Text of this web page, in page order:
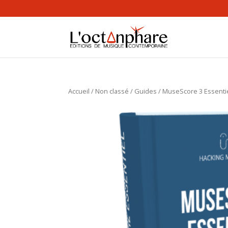
Accueil / Non classé / Guides / MuseScore 3